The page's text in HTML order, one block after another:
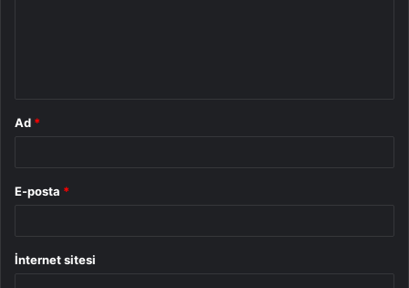
Ad *
E-posta *
İnternet sitesi